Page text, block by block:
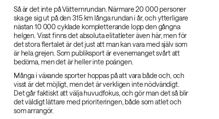
Så är det inte på Vätternrundan. Närmare 20 000 personer
ska ge sig ut på den 315 km långa rundan i år, och ytterligare
nästan 10 000 cyklade kompletterande lopp den gångna
helgen. Visst finns det absoluta elitatleter även här, men för
det stora flertalet är det just att man kan vara med själv som
är hela grejen. Som publiksport är evenemanget svårt att
bedöma, men det är heller inte poängen.
Många i växande sporter hoppas på att vara både och, och
visst är det möjligt, men det är verkligen inte nödvändigt.
Det går faktiskt att välja huvudfokus, och gör man det så blir
det väldigt lättare med prioriteringen, både som atlet och
som arrangör.